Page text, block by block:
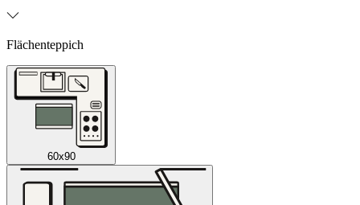
Flächenteppich
60x90